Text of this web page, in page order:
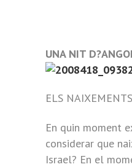
UNA NIT
ELS NAIXEMENTS
En quin moment
considerar que
Israel? En el